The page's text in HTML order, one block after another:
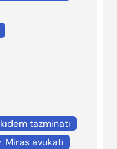
kıdem tazminatı
Miras avukatı